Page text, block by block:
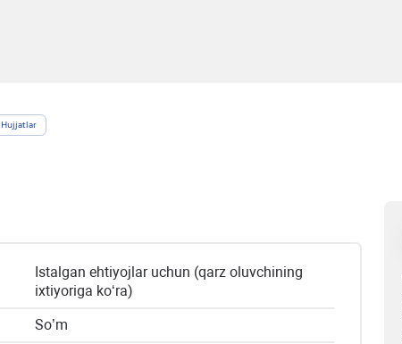
Hujjatlar
Istalgan ehtiyojlar uchun (qarz oluvchining
ixtiyoriga ko‘ra)
So’m